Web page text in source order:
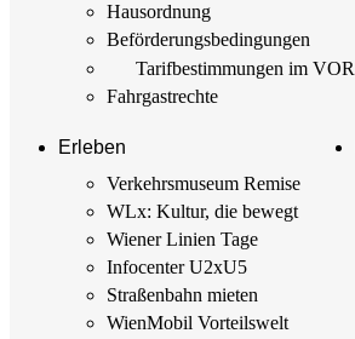
Hausordnung
Beförderungs­bedingungen
Tarif­bestimmungen im VOR
Fahrgastrechte
Erleben
Verkehrsmuseum Remise
WLx: Kultur, die bewegt
Wiener Linien Tage
Infocenter U2xU5
Straßenbahn mieten
WienMobil Vorteilswelt